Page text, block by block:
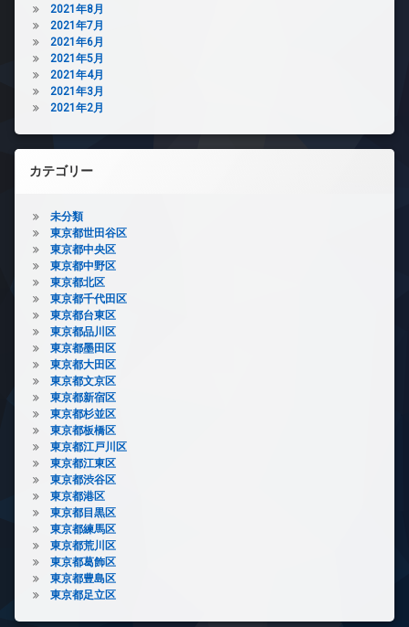
2021年8月
2021年7月
2021年6月
2021年5月
2021年4月
2021年3月
2021年2月
カテゴリー
未分類
東京都世田谷区
東京都中央区
東京都中野区
東京都北区
東京都千代田区
東京都台東区
東京都品川区
東京都墨田区
東京都大田区
東京都文京区
東京都新宿区
東京都杉並区
東京都板橋区
東京都江戸川区
東京都江東区
東京都渋谷区
東京都港区
東京都目黒区
東京都練馬区
東京都荒川区
東京都葛飾区
東京都豊島区
東京都足立区